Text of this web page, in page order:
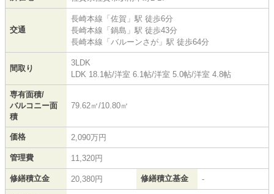
交通
長崎本線 「 佐賀 」駅 徒歩6分
長崎本線 「 鍋島 」駅 徒歩43分
長崎本線 「 バルーンさが 」駅 徒歩64分
間取り
3LDK
LDK 18.1帖/洋室 6.1帖/洋室 5.0帖/洋室 4.8帖
専有面積/
バルコニー面
積
79.62㎡/10.80㎡
価格 2,090万円
管理費 11,320円
修繕積立金 20,380円 修繕積立基金 -